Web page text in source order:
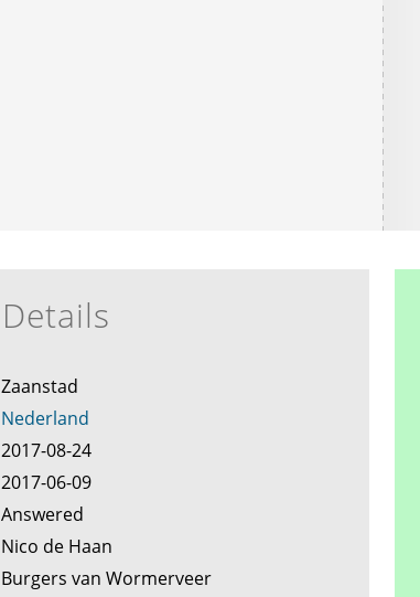
Details
Zaanstad
Nederland
2017-08-24
2017-06-09
Answered
Nico de Haan
Burgers van Wormerveer